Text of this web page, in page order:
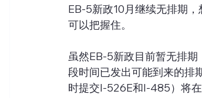
EB-5新政10月继续无排期
可以把握住。
虽然EB-5新政目前暂无排
段时间已发出可能到来的排
时提交I-526E和I-485）将